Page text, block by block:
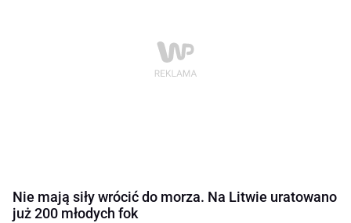
Nie mają siły wrócić do morza. Na Litwie uratowano
już 200 młodych fok